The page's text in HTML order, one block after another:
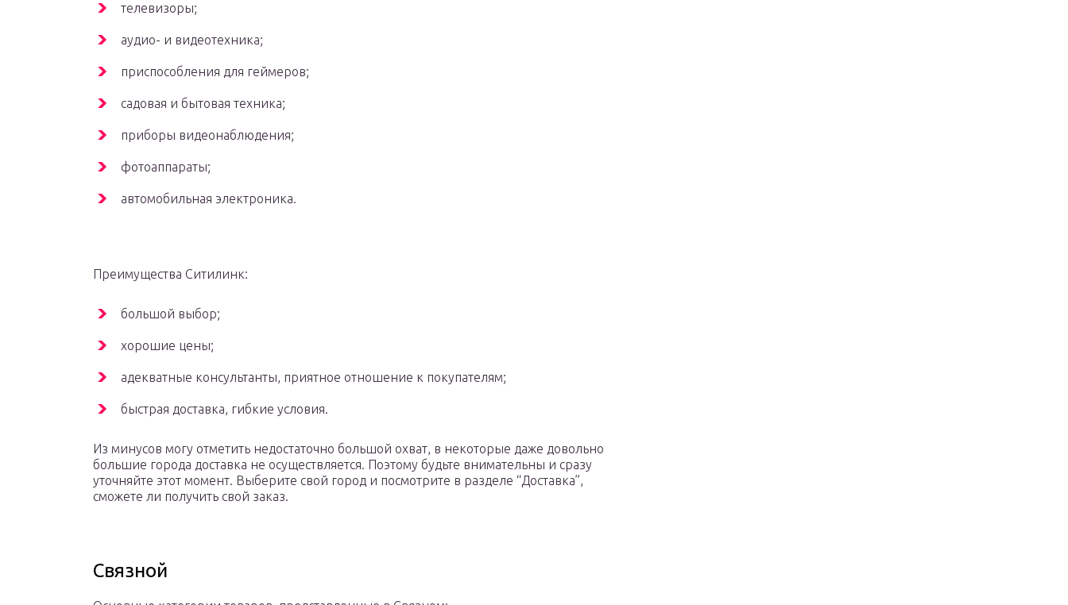
телевизоры;
аудио- и видеотехника;
приспособления для геймеров;
садовая и бытовая техника;
приборы видеонаблюдения;
фотоаппараты;
автомобильная электроника.
Преимущества Ситилинк:
большой выбор;
хорошие цены;
адекватные консультанты, приятное отношение к покупателям;
быстрая доставка, гибкие условия.
Из минусов могу отметить недостаточно большой охват, в некоторые даже довольно
большие города доставка не осуществляется. Поэтому будьте внимательны и сразу
уточняйте этот момент. Выберите свой город и посмотрите в разделе “Доставка”,
сможете ли получить свой заказ.
Связной